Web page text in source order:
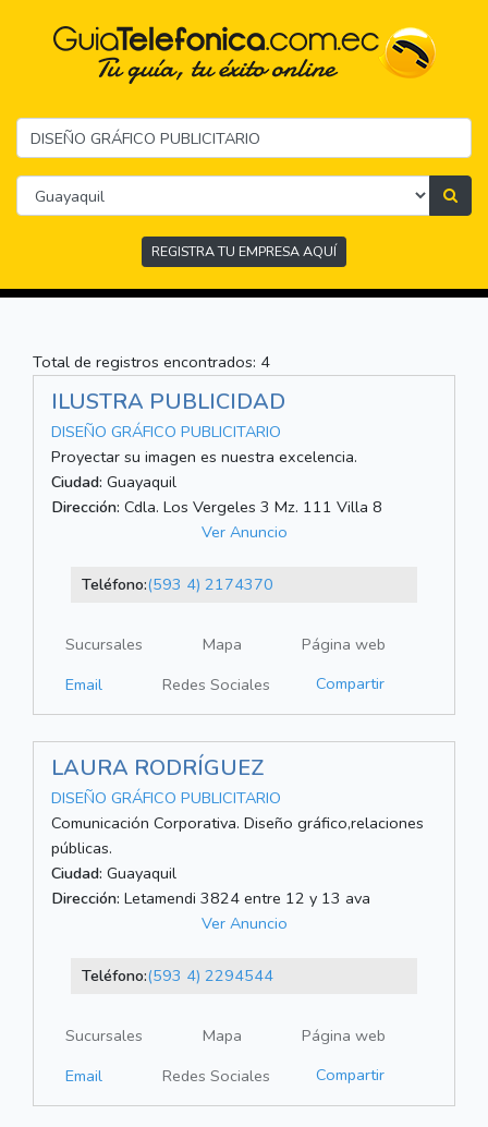
REGISTRA TU EMPRESA AQUÍ
Total de registros encontrados: 4
ILUSTRA PUBLICIDAD
DISEÑO GRÁFICO PUBLICITARIO
Proyectar su imagen es nuestra excelencia.
Ciudad: Guayaquil
Dirección: Cdla. Los Vergeles 3 Mz. 111 Villa 8
Ver Anuncio
Teléfono:(593 4) 2174370
Sucursales Mapa
Página web
Email
Redes Sociales Compartir
LAURA RODRÍGUEZ
DISEÑO GRÁFICO PUBLICITARIO
Comunicación Corporativa. Diseño gráfico,relaciones
públicas.
Ciudad: Guayaquil
Dirección: Letamendi 3824 entre 12 y 13 ava
Ver Anuncio
Teléfono:(593 4) 2294544
Sucursales Mapa
Página web
Email
Redes Sociales Compartir